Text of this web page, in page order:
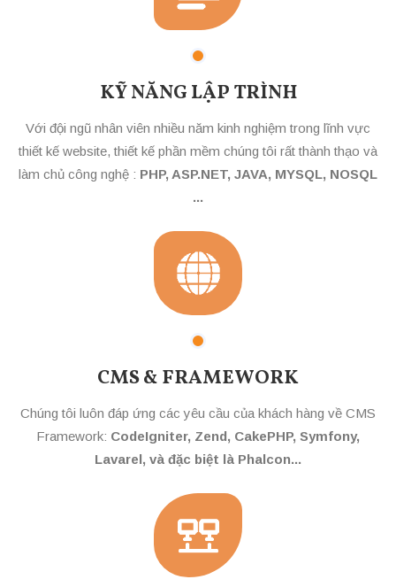
KỸ NĂNG LẬP TRÌNH
Với đội ngũ nhân viên nhiều năm kinh nghiệm trong lĩnh vực
thiết kế website, thiết kế phần mềm chúng tôi rất thành thạo và
làm chủ công nghệ : PHP, ASP.NET, JAVA, MYSQL, NOSQL
...
CMS & FRAMEWORK
Chúng tôi luôn đáp ứng các yêu cầu của khách hàng về CMS
Framework: CodeIgniter, Zend, CakePHP, Symfony,
Lavarel, và đặc biệt là Phalcon...